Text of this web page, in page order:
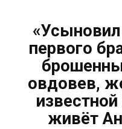
первого
овдовев,
живёт